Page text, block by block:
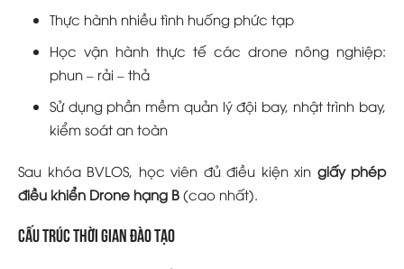
Thực hành nhiều tình huống phức tạp
Học vận hành thực tế các drone nông nghiệp:
phun – rải – thả
Sử dụng phần mềm quản lý đội bay, nhật trình bay,
kiểm soát an toàn
Sau khóa BVLOS, học viên đủ điều kiện xin giấy phép
điều khiển Drone hạng B (cao nhất).
Cấu trúc thời gian đào tạo